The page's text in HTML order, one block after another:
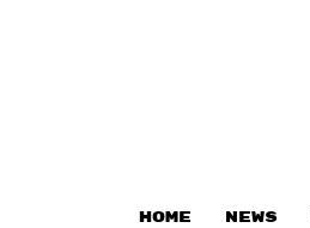
HOME NEWS